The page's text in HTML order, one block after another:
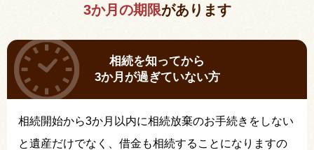
3か月の期限があります
相続を知ってから
3か月が過ぎていない方
相続開始から3か月以内に相続放棄のお手続きをしない
と遺産だけでなく、借金も相続することになりますの